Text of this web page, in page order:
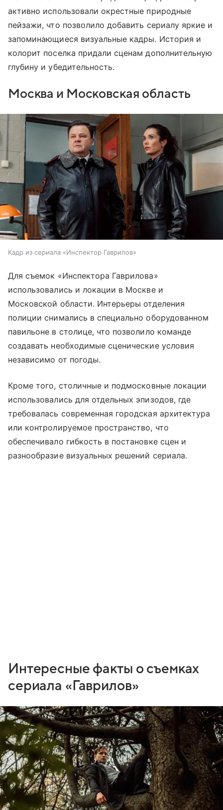
активно использовали окрестные природные
пейзажи, что позволило добавить сериалу яркие и
запоминающиеся визуальные кадры. История и
колорит поселка придали сценам дополнительную
глубину и убедительность.
Москва и Московская область
Кадр из сериала «Инспектор Гаврилов»
Для съемок «Инспектора Гаврилова»
использовались и локации в Москве и
Московской области. Интерьеры отделения
полиции снимались в специально оборудованном
павильоне в столице, что позволило команде
создавать необходимые сценические условия
независимо от погоды.
Кроме того, столичные и подмосковные локации
использовались для отдельных эпизодов, где
требовалась современная городская архитектура
или контролируемое пространство, что
обеспечивало гибкость в постановке сцен и
разнообразие визуальных решений сериала.
Интересные факты о съемках
сериала «Гаврилов»